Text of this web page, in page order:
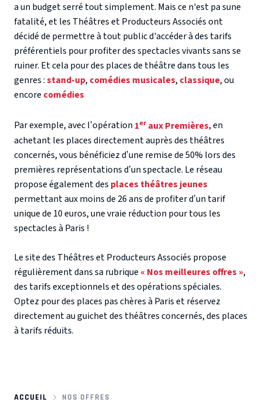
a un budget serré tout simplement. Mais ce n'est pa sune
fatalité, et les Théâtres et Producteurs Associés ont
décidé de permettre à tout public d'accéder à des tarifs
préférentiels pour profiter des spectacles vivants sans se
ruiner. Et cela pour des places de théâtre dans tous les
genres :stand-up, comédies musicales, classique, ou
encore comédies
Par exemple, avec l’opération 1er aux Premières, en
achetant les places directement auprès des théâtres
concernés, vous bénéficiez d’une remise de 50% lors des
premières représentations d’un spectacle. Le réseau
propose également des places théâtres jeunes
permettant aux moins de 26 ans de profiter d’un tarif
unique de 10 euros, une vraie réduction pour tous les
spectacles à Paris !
Le site des Théâtres et Producteurs Associés propose
régulièrement dans sa rubrique « Nos meilleures offres »,
des tarifs exceptionnels et des opérations spéciales.
Optez pour des places pas chères à Paris et réservez
directement au guichet des théâtres concernés, des places
à tarifs réduits.
ACCUEIL NOS OFFRES